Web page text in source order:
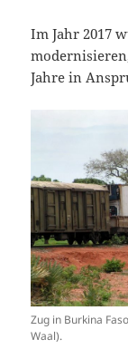
Im Jahr 2017
Jahre in
Zug in Burkina
Waal).